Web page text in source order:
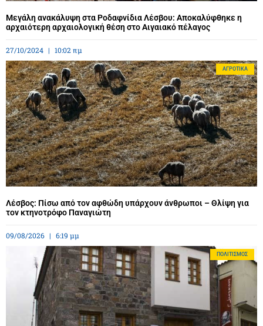
Μεγάλη ανακάλυψη στα Ροδαφνίδια Λέσβου: Αποκαλύφθηκε η
αρχαιότερη αρχαιολογική θέση στο Αιγαιακό πέλαγος
27/10/2024 10:02 πμ
ΑΓΡΟΤΙΚΆ
Λέσβος: Πίσω από τον αφθώδη υπάρχουν άνθρωποι – Θλίψη για
τον κτηνοτρόφο Παναγιώτη
09/08/2026 6:19 μμ
ΠΟΛΙΤΙΣΜΌΣ